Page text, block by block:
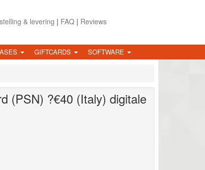
& levering | FAQ| Reviews
GIFTCARDS SOFTWARE
(PSN) ?€40 (Italy) digitale